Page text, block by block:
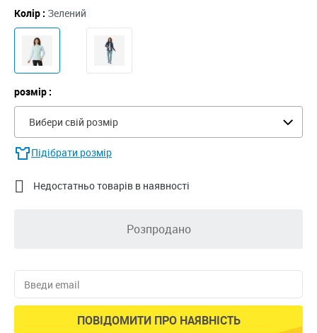
Колір : Зелений
розмір :
Вибери свій розмір
Підібрати розмір
 Недостатньо товарів в наявності
Розпродано
ПОВІДОМИТИ ПРО НАЯВНІСТЬ